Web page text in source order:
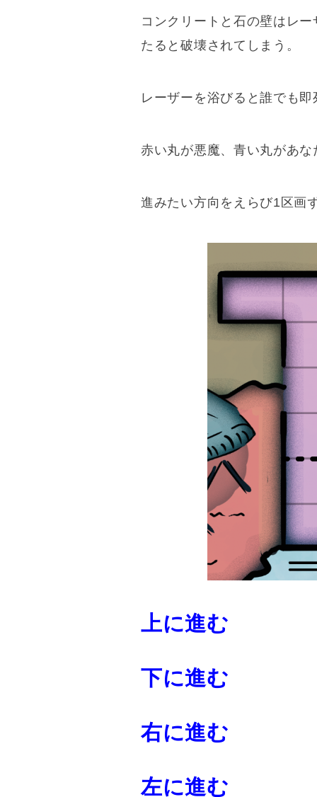
コンクリートと石の壁はレ
たると破壊されてしまう。
レーザーを浴びると誰でも
赤い丸が悪魔、青い丸があ
進みたい方向をえらび1区画
上に進む
下に進む
右に進む
左に進む